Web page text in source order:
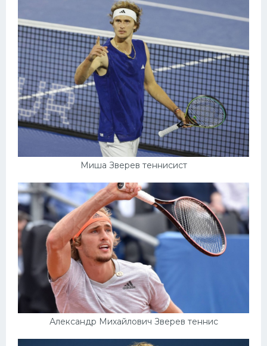
Миша Зверев теннисист
Александр Михайлович Зверев теннис